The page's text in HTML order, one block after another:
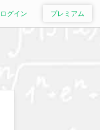
プレミアム
ログイン